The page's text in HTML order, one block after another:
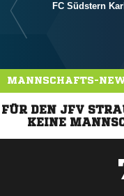
FC Südstern
MANNSCHAFTS-
FÜR DEN JFV
KEINE